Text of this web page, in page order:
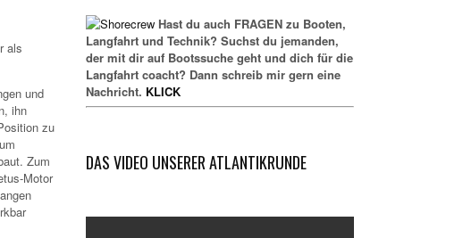
als
und
ihn
zu
Zum
Motor
Hast du auch FRAGEN zu Booten,
Langfahrt und Technik? Suchst du jemanden,
der mit dir auf Bootssuche geht und dich für die
Langfahrt coacht? Dann schreib mir gern eine
Nachricht. KLICK
DAS VIDEO UNSERER ATLANTIKRUNDE